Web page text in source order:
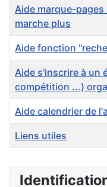
Aide marque-
marche plus
Aide fonction
Aide s'inscrire à un
compétition ...)
Aide calendrier de
Liens utiles